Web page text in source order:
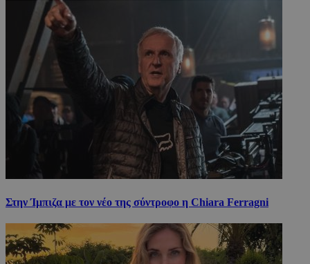
Στην Ίμπιζα με τον νέο της σύντροφο η Chiara Ferragni